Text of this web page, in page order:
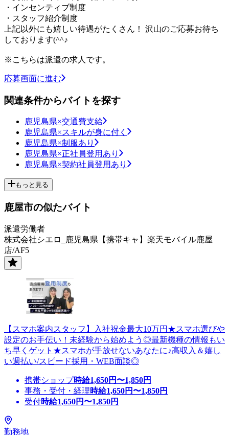
・インセンティブ制度
・スタッフ紹介制度
上記以外にも嬉しい待遇がたくさん！ 沢山のご応募お待ち
しております(^^♪
※こちらは派遣の求人です。
応募画面に進む
関連条件からバイトを探す
鹿児島県×交通費支給
鹿児島県×スキルが身に付く
鹿児島県×制服あり
鹿児島県×正社員登用あり
鹿児島県×契約社員登用あり
もっと見る
鹿屋市の似たバイト
派遣労働者
株式会社シエロ_鹿児島県【携帯キャ】楽天モバイル鹿屋
店/AF5
【スマホ案内スタッフ】入社祝金最大10万円★スマホ選びや
設定のお手伝い！未経験から始めよう◎最新機種の情報もい
ち早くゲット★スマホが手放せないあなたに♪高収入＆嬉し
い週払い/スピード採用・WEB面談◎
携帯ショップ時給1,650円〜1,850円
事務・受付・経理時給1,650円〜1,850円
受付時給1,650円〜1,850円
勤務地